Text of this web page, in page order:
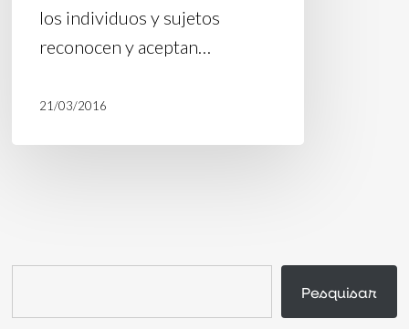
los individuos y sujetos
reconocen y aceptan…
21/03/2016
Pesquisar